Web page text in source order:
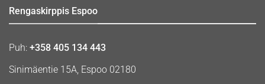
Rengaskirppis Espoo
Puh: +358 405 134 443
Sinimäentie 15A, Espoo 02180